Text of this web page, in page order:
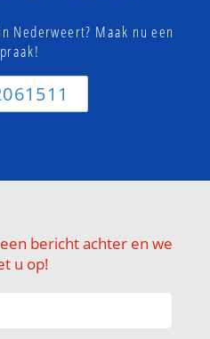
Nederweert? Maak nu een
bericht achter en we
u op!